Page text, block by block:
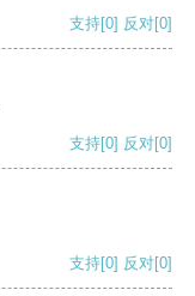
支持[0] 反对[0]
支持[0] 反对[0]
支持[0] 反对[0]